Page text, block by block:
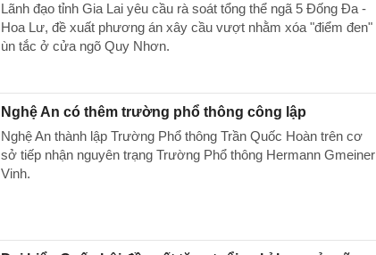
Lãnh đạo tỉnh Gia Lai yêu cầu rà soát tổng thể ngã 5 Đống Đa -
Hoa Lư, đề xuất phương án xây cầu vượt nhằm xóa "điểm đen"
ùn tắc ở cửa ngõ Quy Nhơn.
Nghệ An có thêm trường phổ thông công lập
Nghệ An thành lập Trường Phổ thông Trần Quốc Hoàn trên cơ
sở tiếp nhận nguyên trạng Trường Phổ thông Hermann Gmeiner
Vinh.